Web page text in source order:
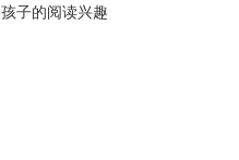
孩子的阅读兴趣